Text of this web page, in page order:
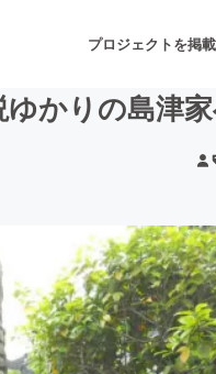
プロジェクトを掲
音楽
ゲーム・サービス開発
かりの島津